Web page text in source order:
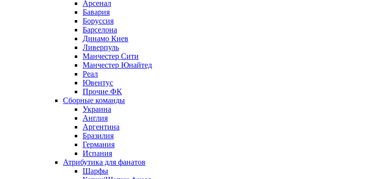
Арсенал
Бавария
Боруссия
Барселона
Динамо Киев
Ливерпуль
Манчестер Сити
Манчестер Юнайтед
Реал
Ювентус
Прочие ФК
Сборные команды
Украина
Англия
Аргентина
Бразилия
Германия
Испания
Атрибутика для фанатов
Шарфы